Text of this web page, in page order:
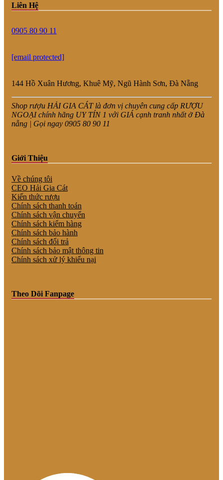
Liên Hệ
0905 80 90 11
[email protected]
144 Hồ Xuân Hương, Khuê Mỹ, Ngũ Hành Sơn, Đà Nẵng
Shop rượu HẢI GIA CÁT là đơn vị chuyên cung cấp RƯỢU
NGOẠI chính hãng UY TÍN 1 với GIÁ cạnh tranh nhất ở Đà
nẵng | Gọi ngay 0905 80 90 11
Giới Thiệu
Về chúng tôi
CEO Hải Gia Cát
Kiến thức rượu
Chính sách thanh toán
Chính sách vận chuyển
Chính sách kiểm hàng
Chính sách bảo hành
Chính sách đổi trả
Chính sách bảo mật thông tin
Chính sách xử lý khiếu nại
Theo Dõi Fanpage